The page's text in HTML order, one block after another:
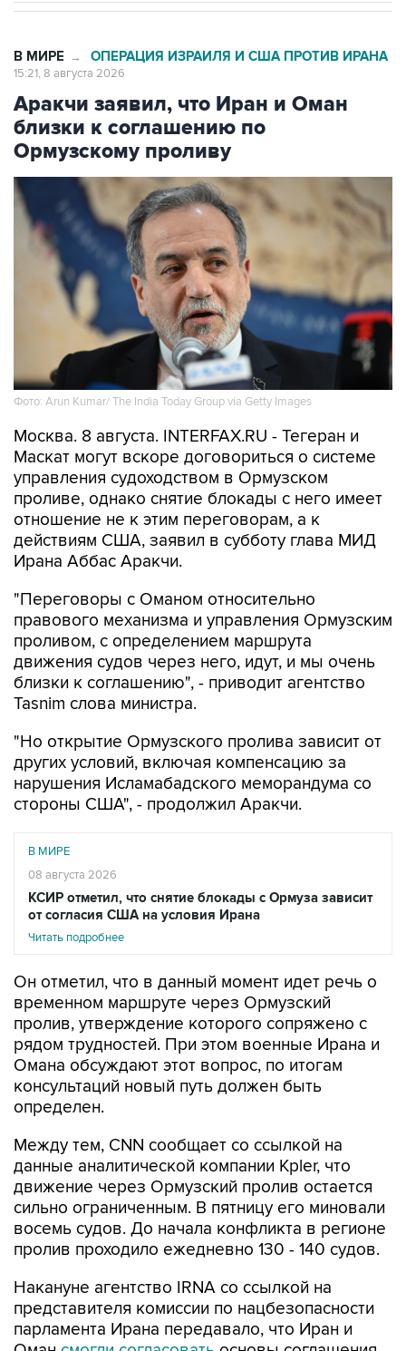
Аракчи заявил, что Иран и Оман
близки к соглашению по
Ормузскому проливу
Фото: Arun Kumar/ The India Today Group via Getty Images
Москва. 8 августа. INTERFAX.RU - Тегеран и
управления судоходством в Ормузском
проливе, однако снятие блокады с него имеет
отношение не к этим переговорам, а к
действиям США, заявил в субботу глава МИД
Ирана Аббас Аракчи.
"Переговоры с Оманом относительно
проливом, с определением маршрута
движения судов через него, идут, и мы очень
близки к соглашению", - приводит агентство
Tasnim слова министра.
"Но открытие Ормузского пролива зависит от
нарушения Исламабадского меморандума со
стороны США", - продолжил Аракчи.
В МИРЕ
КСИР отметил, что снятие блокады с Ормуза зависит
от согласия США на условия Ирана
Читать подробнее
Он отметил, что в данный момент идет речь о
пролив, утверждение которого сопряжено с
рядом трудностей. При этом военные Ирана и
Омана обсуждают этот вопрос, по итогам
консультаций новый путь должен быть
определен.
Между тем, CNN сообщает со ссылкой на
движение через Ормузский пролив остается
сильно ограниченным. В пятницу его миновали
восемь судов. До начала конфликта в регионе
пролив проходило ежедневно 130 - 140 судов.
Накануне агентство IRNA со ссылкой на
парламента Ирана передавало, что Иран и
Омансмогли согласовать основы соглашения
об обеспечении судоходства через Ормузский